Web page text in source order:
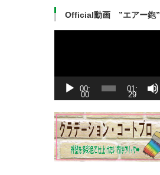
Official動画 ”エアー鉋”
00:
00
01:
29